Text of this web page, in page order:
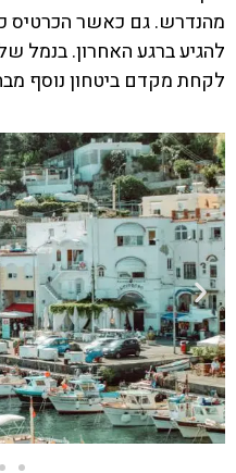
מהנדרש. גם כאשר הכרטיס
לקחת מקדם ביטחון נוסף